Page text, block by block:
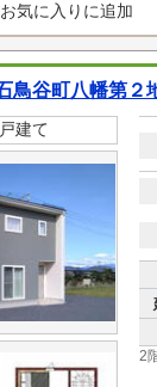
お気に入りに追加
鳥谷町八幡第２
建て
2